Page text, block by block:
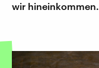
wir hineinkommen.